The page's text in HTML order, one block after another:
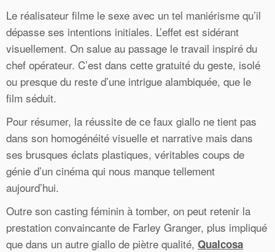
Le réalisateur filme le sexe avec un tel maniérisme qu’il
dépasse ses intentions initiales. L’effet est sidérant
visuellement. On salue au passage le travail inspiré du
chef opérateur. C’est dans cette gratuité du geste, isolé
ou presque du reste d’une intrigue alambiquée, que le
film séduit.
Pour résumer, la réussite de ce faux giallo ne tient pas
dans son homogénéité visuelle et narrative mais dans
ses brusques éclats plastiques, véritables coups de
génie d’un cinéma qui nous manque tellement
aujourd’hui.
Outre son casting féminin à tomber, on peut retenir la
prestation convaincante de Farley Granger, plus impliqué
que dans un autre giallo de piètre qualité, Qualcosa